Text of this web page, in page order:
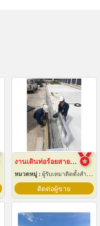
งานเดินท่อร้อยสายไฟฟ้า ระยอง
หมวดหมู่ : ผู้รับเหมาติดตั้งสำหรับบ้านและโรงงานไฟฟ้า
ติดต่อผู้ขาย